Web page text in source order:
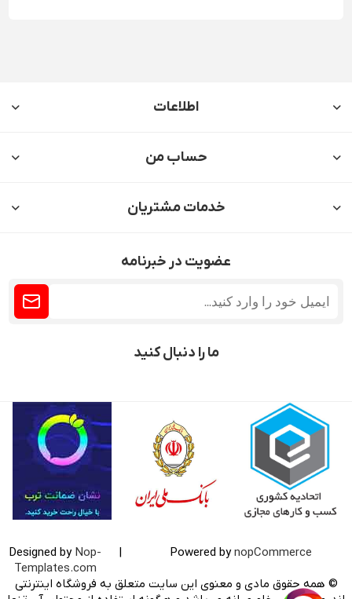
اطلاعات
حساب من
خدمات مشتریان
عضویت در خبرنامه
ما را دنبال کنید
Powered bynopCommerce
|
Designed by Nop-
Templates.com
© همه حقوق مادی و معنوی این سایت متعلق به فروشگاه اینترنتی